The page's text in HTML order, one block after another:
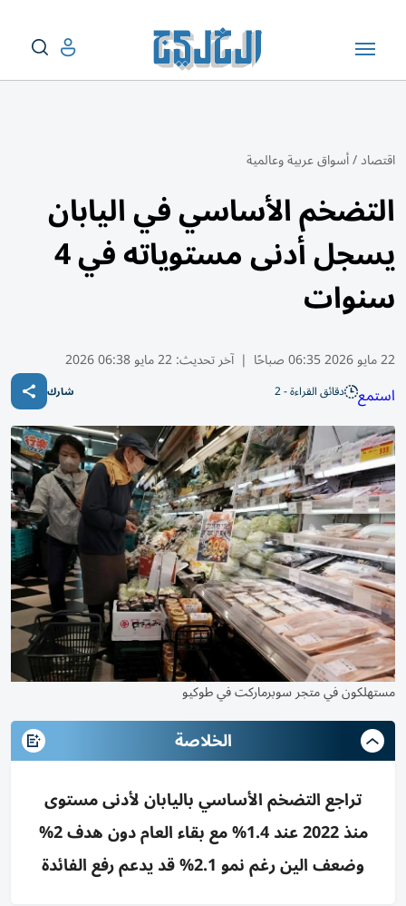
اقتصاد/أسواق عربية وعالمية
التضخم الأساسي في اليابان
يسجل أدنى مستوياته في 4
سنوات
22 مايو 2026 06:35 صباحًا | آخر تحديث:22 مايو 06:38 2026
استمع دقائق القراءة - 2 شارك
مستهلكون في متجر سوبرماركت في طوكيو
الخلاصة
تراجع التضخم الأساسي باليابان لأدنى مستوى
منذ 2022 عند 1.4% مع بقاء العام دون هدف 2%
وضعف الين رغم نمو 2.1% قد يدعم رفع الفائدة